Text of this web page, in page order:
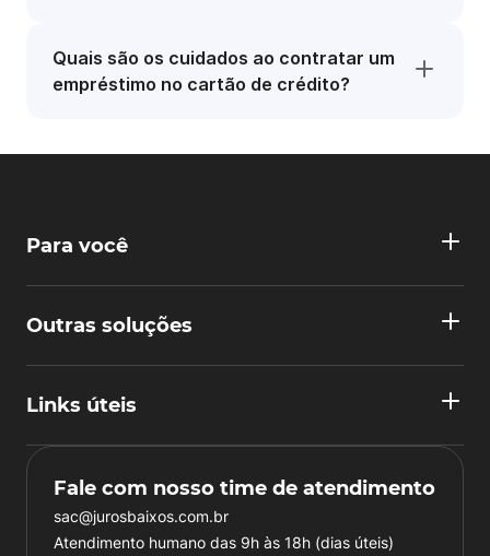
Quais são os cuidados ao contratar um
empréstimo no cartão de crédito?
Para você
Outras soluções
Links úteis
Fale com nosso time de atendimento
sac@jurosbaixos.com.br
Atendimento humano das 9h às 18h (dias úteis)